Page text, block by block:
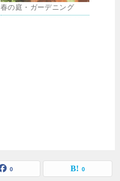
春の庭・ガーデニング
0 0